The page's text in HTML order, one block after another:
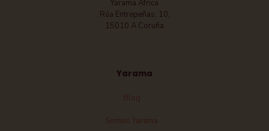
Yarama África
Rúa Entrepeñas, 10,
15010 A Coruña
Yarama